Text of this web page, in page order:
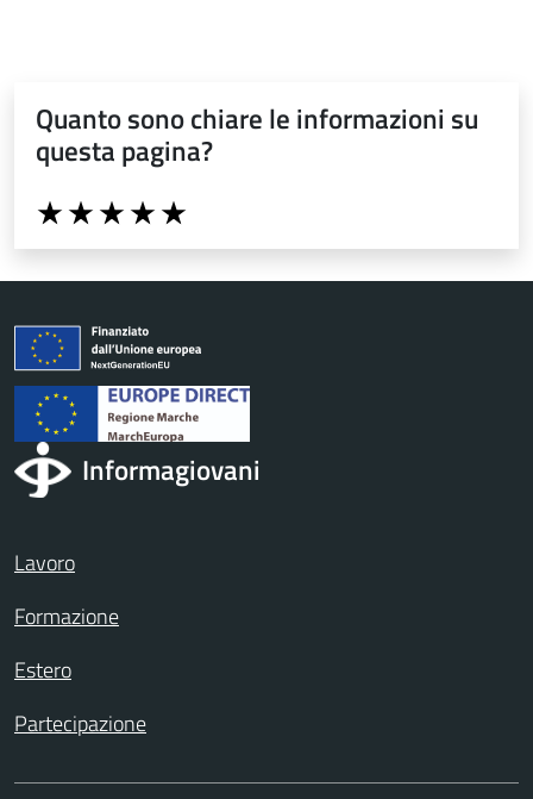
Quanto sono chiare le informazioni su
questa pagina?
Valuta da 1 a 5 stelle la pagina
Valuta 5 stelle su 5
Valuta 4 stelle su 5
Valuta 3 stelle su 5
Valuta 2 stelle su 5
Valuta 1 stelle su 5
Informagiovani
Lavoro
Formazione
Estero
Partecipazione